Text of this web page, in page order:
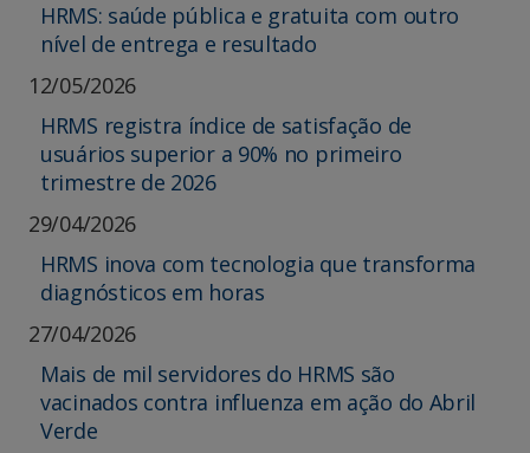
HRMS: saúde pública e gratuita com outro
nível de entrega e resultado
12/05/2026
HRMS registra índice de satisfação de
usuários superior a 90% no primeiro
trimestre de 2026
29/04/2026
HRMS inova com tecnologia que transforma
diagnósticos em horas
27/04/2026
Mais de mil servidores do HRMS são
vacinados contra influenza em ação do Abril
Verde